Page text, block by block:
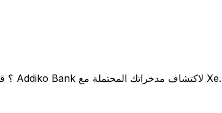
هل تفكر في استخدام Addiko Bank للتحويل من EUR إلى CHF ؟ قارن بين أسعار الصرف والرسوم Addiko Bank لاكتشاف مدخراتك المحتملة مع Xe.